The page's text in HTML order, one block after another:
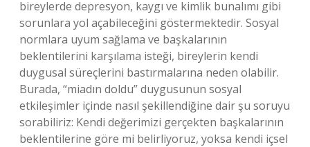
bireylerde depresyon, kaygı ve kimlik bunalımı gibi
sorunlara yol açabileceğini göstermektedir. Sosyal
normlara uyum sağlama ve başkalarının
beklentilerini karşılama isteği, bireylerin kendi
duygusal süreçlerini bastırmalarına neden olabilir.
Burada, “miadın doldu” duygusunun sosyal
etkileşimler içinde nasıl şekillendiğine dair şu soruyu
sorabiliriz: Kendi değerimizi gerçekten başkalarının
beklentilerine göre mi belirliyoruz, yoksa kendi içsel